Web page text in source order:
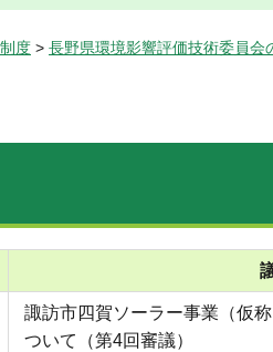
度 > 長野県環境影響評価技術委員会
諏訪市四賀ソーラー事業（仮
ついて（第4回審議）